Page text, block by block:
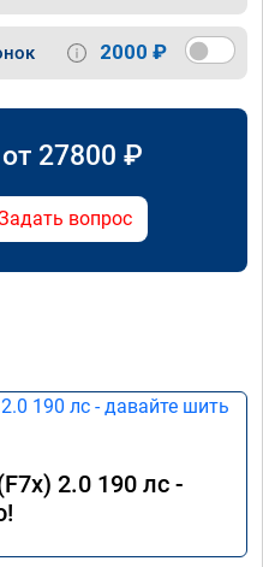
2000 ₽
27800 ₽
вопрос
2.0 190 лс -